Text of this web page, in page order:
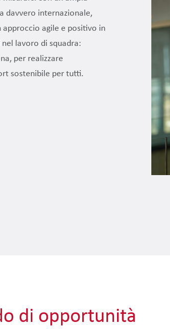
davvero internazionale,
agile e positivo in
lavoro di squadra:
per realizzare
sostenibile per tutti.
di opportunità